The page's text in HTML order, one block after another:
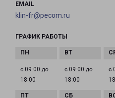
EMAIL
klin-fr@pecom.ru
ГРАФИК РАБОТЫ
с 09:00 до
18:00
с 09:00 до
18:00
с